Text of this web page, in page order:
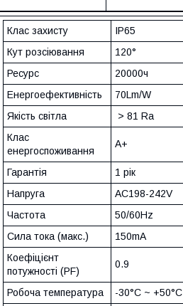
Клас захисту
IP65
Кут розсіювання
120°
Ресурс
20000ч
Енергоефективність
70Lm/W
Якість світла
> 81 Ra
Клас
енергоспоживання
A+
Гарантія
1 рік
Напруга
AC198-242V
Частота
50/60Hz
Сила тока (макс.)
150mA
Коефіцієнт
потужності (PF)
0.9
Робоча температура -30°C ~ +50°С